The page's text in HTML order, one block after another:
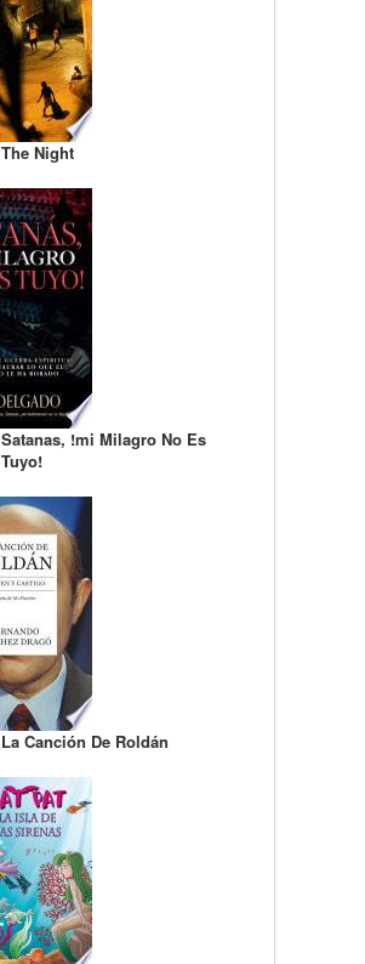
The Night
Satanas, !mi Milagro No Es
Tuyo!
La Canción De Roldán